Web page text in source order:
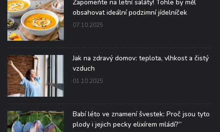
Zapomeňte na letní saláty! Tohle by měl
obsahovat ideální podzimní jídelníček
07.10.2025
Jak na zdravý domov: teplota, vlhkost a čistý
vzduch
01.10.2025
Babí léto ve znamení švestek: Proč jsou tyto
plody i jejich pecky elixírem mládí?“